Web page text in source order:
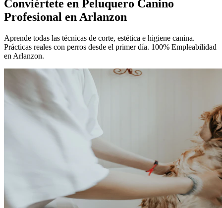
Conviértete en Peluquero Canino
Profesional en Arlanzon
Aprende todas las técnicas de corte, estética e higiene canina.
Prácticas reales con perros desde el primer día. 100% Empleabilidad
en Arlanzon.